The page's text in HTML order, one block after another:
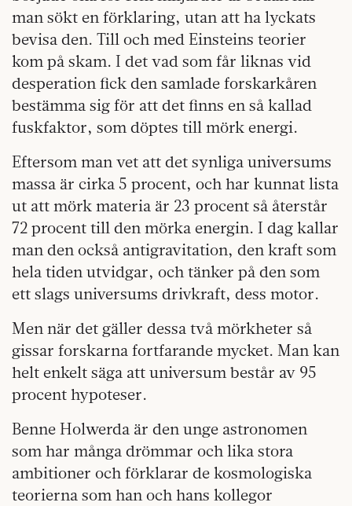
man sökt en förklaring, utan att ha lyckats
bevisa den. Till och med Einsteins teorier
kom på skam. I det vad som får liknas vid
desperation fick den samlade forskarkåren
bestämma sig för att det finns en så kallad
fuskfaktor, som döptes till mörk energi.
Eftersom man vet att det synliga universums
massa är cirka 5 procent, och har kunnat lista
ut att mörk materia är 23 procent så återstår
72 procent till den mörka energin. I dag kallar
man den också antigravitation, den kraft som
hela tiden utvidgar, och tänker på den som
ett slags universums drivkraft, dess motor.
Men när det gäller dessa två mörkheter så
gissar forskarna fortfarande mycket. Man kan
helt enkelt säga att universum består av 95
procent hypoteser.
Benne Holwerda är den unge astronomen
som har många drömmar och lika stora
ambitioner och förklarar de kosmologiska
teorierna som han och hans kollegor